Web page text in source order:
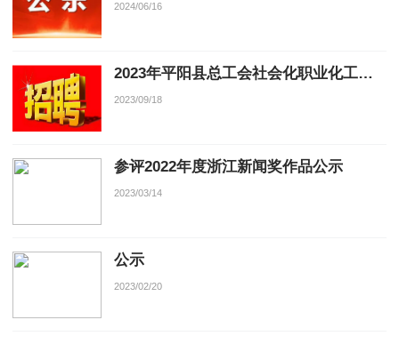
2024/06/16
2023年平阳县总工会社会化职业化工会工作者公开招聘啦！
2023/09/18
参评2022年度浙江新闻奖作品公示
2023/03/14
公示
2023/02/20